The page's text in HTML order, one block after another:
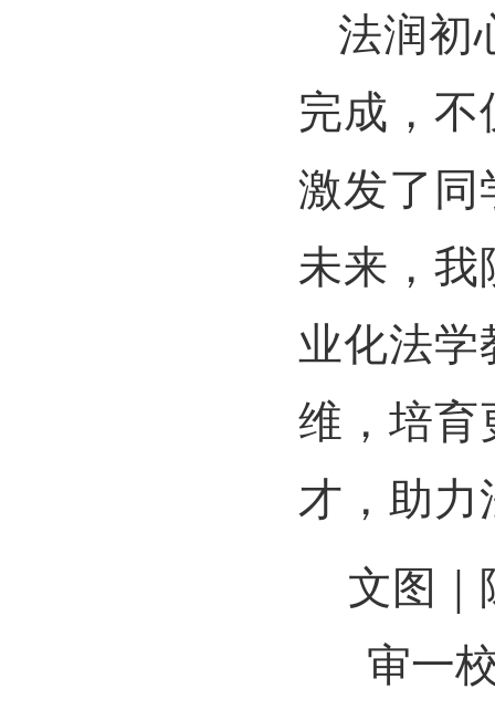
法润初
完成，不
激发了同
未来，我
业化法学
维，培育
才，助力
文图
审一